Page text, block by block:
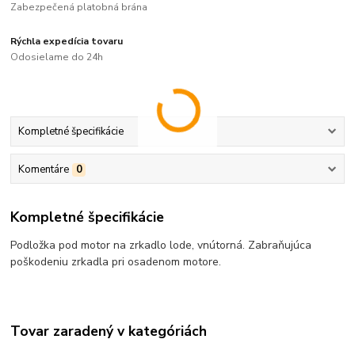
Zabezpečená platobná brána
Rýchla expedícia tovaru
Odosielame do 24h
Kompletné špecifikácie
Komentáre 0
Kompletné špecifikácie
Podložka pod motor na zrkadlo lode, vnútorná. Zabraňujúca
poškodeniu zrkadla pri osadenom motore.
Tovar zaradený v kategóriách